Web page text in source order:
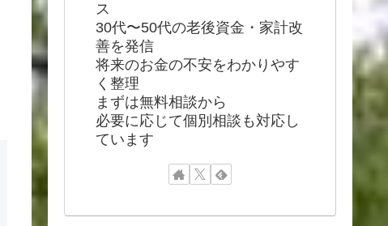
ス
30代〜50代の老後資金・家計改
善を発信
将来のお金の不安をわかりやす
く整理
まずは無料相談から
必要に応じて個別相談も対応し
ています